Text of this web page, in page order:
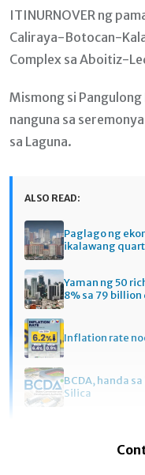
ITINURNOVER ng
Caliraya-Botocan-
Complex sa Aboitiz-
Mismong si
nanguna sa
sa Laguna.
ALSO READ:
Paglago ng
ikalawang
Yaman ng 50
8% sa 79 billion
Inflation rate
BCDA, handa
Silica